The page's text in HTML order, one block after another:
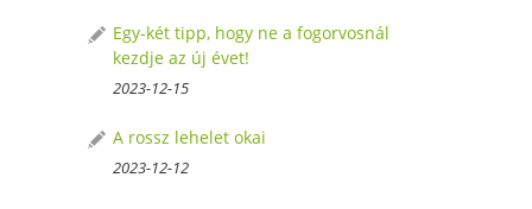
Egy-két tipp, hogy ne a fogorvosnál
kezdje az új évet!
2023-12-15
A rossz lehelet okai
2023-12-12